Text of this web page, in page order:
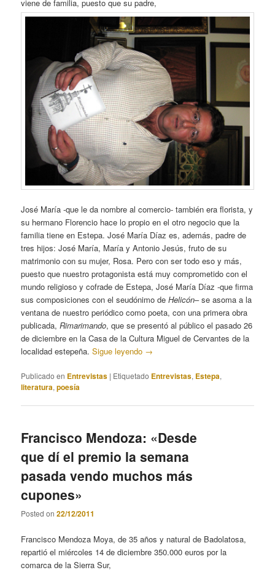
viene de familia, puesto que su padre,
José María -que le da nombre al comercio- también era florista, y
su hermano Florencio hace lo propio en el otro negocio que la
familia tiene en Estepa. José María Díaz es, además, padre de
tres hijos: José María, María y Antonio Jesús, fruto de su
matrimonio con su mujer, Rosa. Pero con ser todo eso y más,
puesto que nuestro protagonista está muy comprometido con el
mundo religioso y cofrade de Estepa, José María Díaz -que firma
sus composiciones con el seudónimo deHelicón– se asoma a la
ventana de nuestro periódico como poeta, con una primera obra
publicada,Rimarimando, que se presentó al público el pasado 26
de diciembre en la Casa de la Cultura Miguel de Cervantes de la
localidad estepeña.Sigue leyendo →
Publicado en Entrevistas | Etiquetado Entrevistas, Estepa,
literatura,poesía
Francisco Mendoza: «Desde
que dí el premio la semana
pasada vendo muchos más
cupones»
Posted on22/12/2011
Francisco Mendoza Moya, de 35 años y natural de Badolatosa,
repartió el miércoles 14 de diciembre 350.000 euros por la
comarca de la Sierra Sur,